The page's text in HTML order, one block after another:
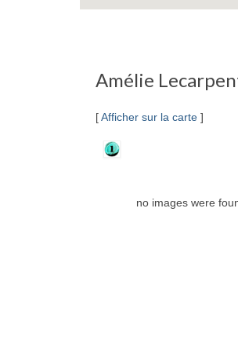
Amélie
[Afficher sur la carte ]
no images were